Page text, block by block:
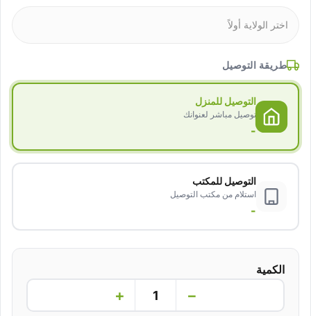
طريقة التوصيل
التوصيل للمنزل
توصيل مباشر لعنوانك
-
التوصيل للمكتب
استلام من مكتب التوصيل
-
الكمية
−
+